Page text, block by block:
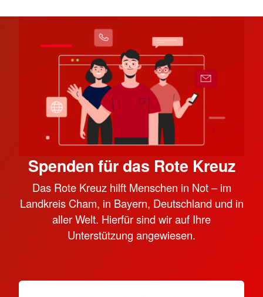
Spenden für das Rote Kreuz
Das Rote Kreuz hilft Menschen in Not – im
Landkreis Cham, in Bayern, Deutschland und in
aller Welt. Hierfür sind wir auf Ihre
Unterstützung angewiesen.